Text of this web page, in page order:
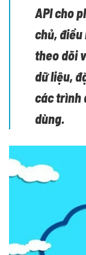
APIcho
chủ,
theo dõi
dữ liệu,
các trình
dùng.